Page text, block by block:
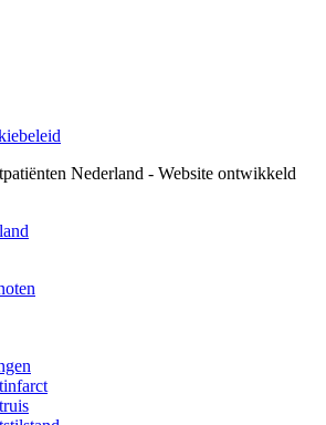
Nederland - Website ontwikkeld